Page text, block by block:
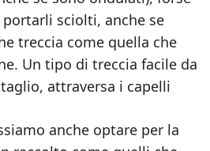
sciolti, anche se
treccia come quella che
Un tipo di treccia facile da
attraversa i capelli
anche optare per la